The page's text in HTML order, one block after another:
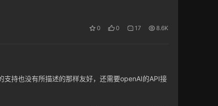
0 0 17 8.6K
持也没有所描述的那样友好，还需要openAI的API接